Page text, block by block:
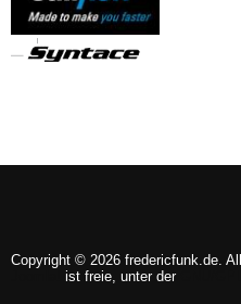
Copyright © 2026 fredericfunk.de.
ist freie, unter der